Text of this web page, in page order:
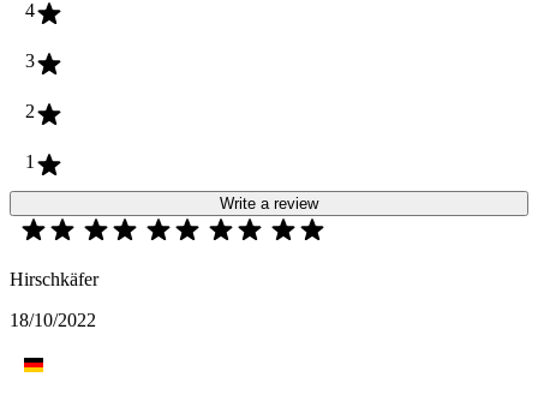
4
3
2
1
Write a review
Hirschkäfer
18/10/2022